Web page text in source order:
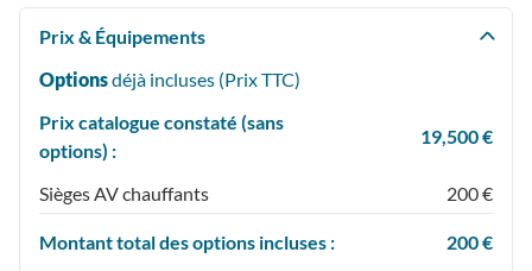
Prix & Équipements
Optionsdéjà incluses (PrixTTC)
Prix catalogue constaté (sans
options) :
19,500 €
Sièges AV chauffants 200 €
Montant total des options incluses :
200 €